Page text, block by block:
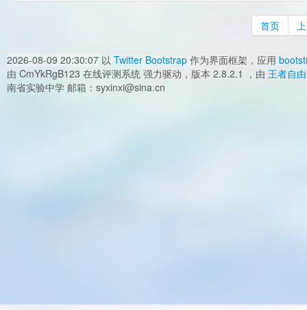
首页
2026-08-09 20:30:07 以 Twitter Bootstrap 作为界面框架，应用
由 CmYkRgB123 在线评测系统 强力驱动，版本 2.8.2.1 ，由 王者自由
南省实验中学 邮箱：syxinxi@sina.cn